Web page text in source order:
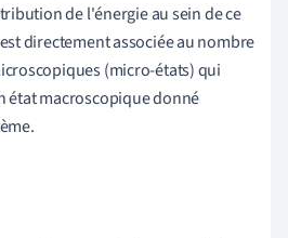
de l'énergie au sein de ce
directement associée au nombre
(micro-états) qui
état macroscopique donné